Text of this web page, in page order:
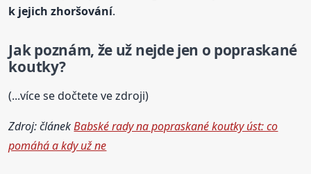
k jejich zhoršování.
Jak poznám, že už nejde jen o popraskané
koutky?
(...více se dočtete ve zdroji)
Zdroj: článekBabské rady na popraskané koutky úst: co
pomáhá a kdy už ne